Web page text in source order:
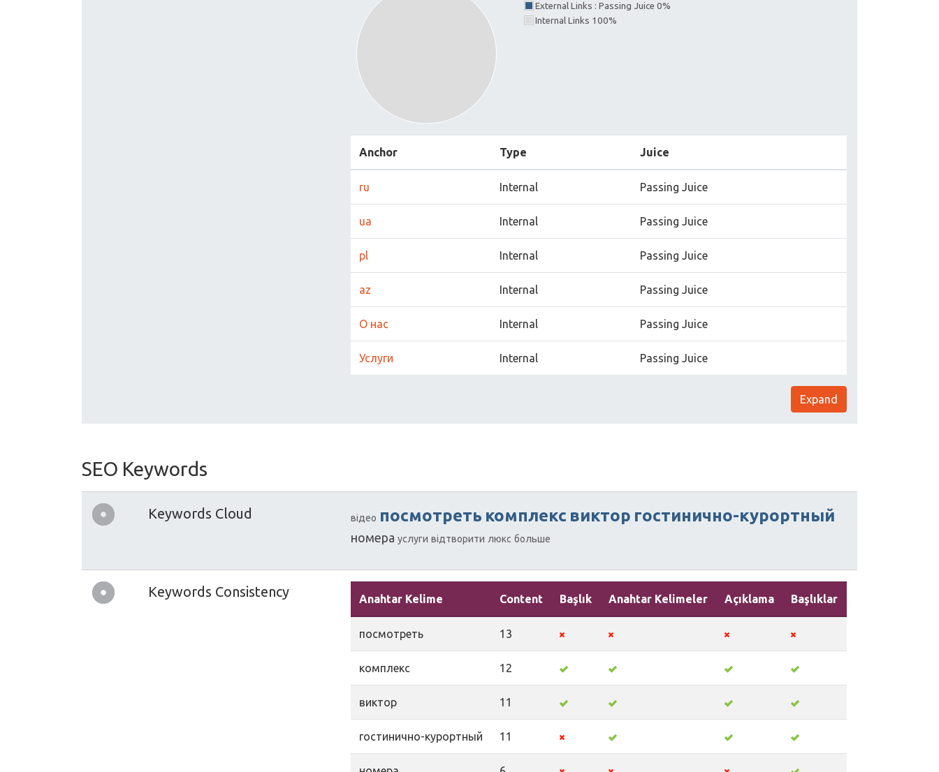
External Links : Passing Juice 0%
Internal Links 100%
Anchor Type Juice
ru Internal Passing Juice
ua Internal Passing Juice
pl Internal Passing Juice
az Internal Passing Juice
О нас Internal Passing Juice
Услуги Internal Passing Juice
Expand
SEO Keywords
Keywords Cloud відео посмотреть комплекс виктор гостинично-курортный
номера услуги відтворити люкс больше
Keywords Consistency Anahtar Kelime Content Başlık Anahtar Kelimeler Açıklama Başlıklar
посмотреть 13
комплекс 12
виктор 11
гостинично-курортный 11